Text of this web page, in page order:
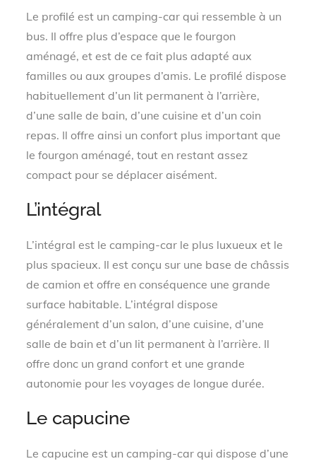
Le profilé est un camping-car qui ressemble à un
bus. Il offre plus d’espace que le fourgon
aménagé, et est de ce fait plus adapté aux
familles ou aux groupes d’amis. Le profilé dispose
habituellement d’un lit permanent à l’arrière,
d’une salle de bain, d’une cuisine et d’un coin
repas. Il offre ainsi un confort plus important que
le fourgon aménagé, tout en restant assez
compact pour se déplacer aisément.
L’intégral
L’intégral est le camping-car le plus luxueux et le
plus spacieux. Il est conçu sur une base de châssis
de camion et offre en conséquence une grande
surface habitable. L’intégral dispose
généralement d’un salon, d’une cuisine, d’une
salle de bain et d’un lit permanent à l’arrière. Il
offre donc un grand confort et une grande
autonomie pour les voyages de longue durée.
Le capucine
Le capucine est un camping-car qui dispose d’une